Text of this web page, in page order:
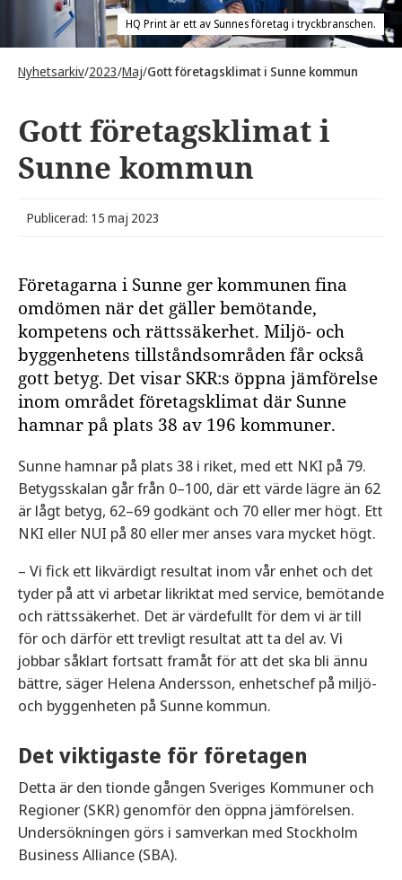
HQ Print är ett av Sunnes företag i tryckbranschen.
Nyhetsarkiv/2023/Maj/Gott företagsklimat i Sunne kommun
Gott företagsklimat i
Sunne kommun
Publicerad: 15 maj 2023
Företagarna i Sunne ger kommunen fina
omdömen när det gäller bemötande,
kompetens och rättssäkerhet. Miljö- och
byggenhetens tillståndsområden får också
gott betyg. Det visar SKR:s öppna jämförelse
inom området företagsklimat där Sunne
hamnar på plats 38 av 196 kommuner.
Sunne hamnar på plats 38 i riket, med ett NKI på 79.
Betygsskalan går från 0–100, där ett värde lägre än 62
är lågt betyg, 62–69 godkänt och 70 eller mer högt. Ett
NKI eller NUI på 80 eller mer anses vara mycket högt.
– Vi fick ett likvärdigt resultat inom vår enhet och det
tyder på att vi arbetar likriktat med service, bemötande
och rättssäkerhet. Det är värdefullt för dem vi är till
för och därför ett trevligt resultat att ta del av. Vi
jobbar såklart fortsatt framåt för att det ska bli ännu
bättre, säger Helena Andersson, enhetschef på miljö-
och byggenheten på Sunne kommun.
Det viktigaste för företagen
Detta är den tionde gången Sveriges Kommuner och
Regioner (SKR) genomför den öppna jämförelsen.
Undersökningen görs i samverkan med Stockholm
Business Alliance (SBA).